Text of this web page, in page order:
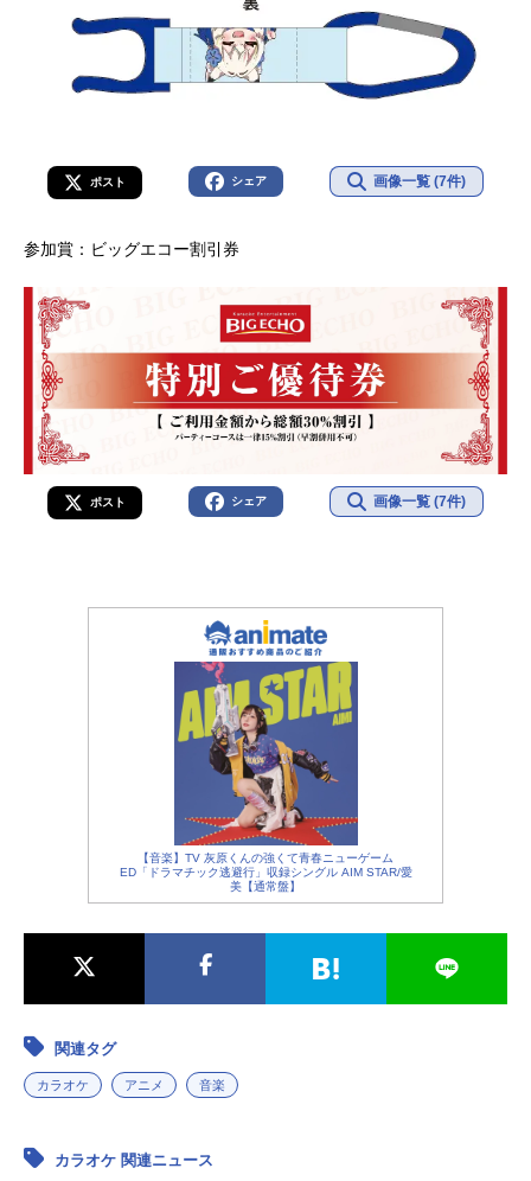
ポスト シェア 画像一覧 (7件)
参加賞：ビッグエコー割引券
ポスト シェア 画像一覧 (7件)
【音楽】TV 灰原くんの強くて青春ニューゲーム
ED「ドラマチック逃避行」収録シングル AIM STAR/愛
美【通常盤】
関連タグ
カラオケ アニメ 音楽
カラオケ 関連ニュース